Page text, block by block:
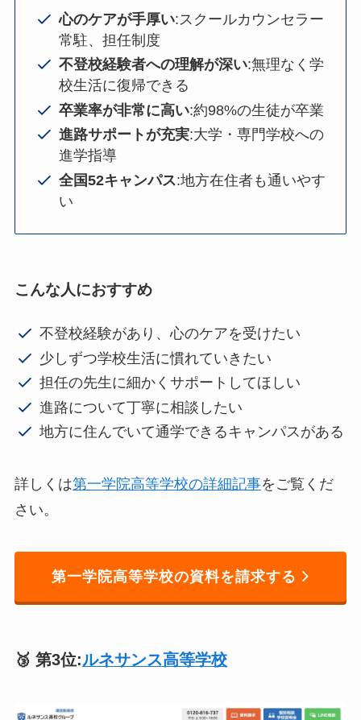
心のケアが手厚い:スクールカウンセラー
常駐、担任制度
不登校経験者への理解が深い:無理なく学
校生活に復帰できる
卒業率が非常に高い:約98%の生徒が卒業
進路サポートが充実:大学・専門学校への
進学指導
全国52キャンパス:地方在住者も通いやす
い
こんな人におすすめ
不登校経験があり、心のケアを受けたい
少しずつ学校生活に慣れていきたい
担任の先生に細かくサポートしてほしい
進路について丁寧に相談したい
地方に住んでいて通学できるキャンパスがある
詳しくは第一学院高等学校の詳細記事をご覧くだ
さい。
第一学院高等学校の資料を請求する
🥉 第3位:ルネサンス高等学校